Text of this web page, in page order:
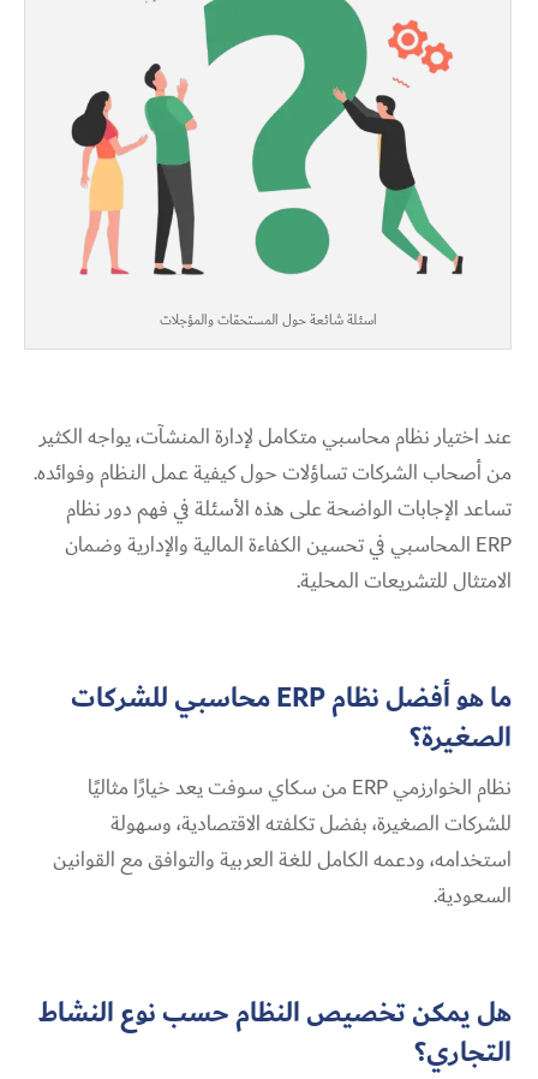
اسئلة شائعة حول المستحقات والمؤجلات
عند اختيار نظام محاسبي متكامل لإدارة المنشآت، يواجه الكثير
من أصحاب الشركات تساؤلات حول كيفية عمل النظام وفوائده.
تساعد الإجابات الواضحة على هذه الأسئلة في فهم دور نظام
ERP المحاسبي في تحسين الكفاءة المالية والإدارية وضمان
الامتثال للتشريعات المحلية.
ما هو أفضل نظام ERP محاسبي للشركات
الصغيرة؟
نظام الخوارزمي ERP من سكاي سوفت يعد خيارًا مثاليًا
للشركات الصغيرة، بفضل تكلفته الاقتصادية، وسهولة
استخدامه، ودعمه الكامل للغة العربية والتوافق مع القوانين
السعودية.
هل يمكن تخصيص النظام حسب نوع النشاط
التجاري؟